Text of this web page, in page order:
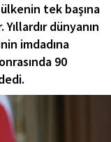
tek başına
dünyanın
imdadına
90